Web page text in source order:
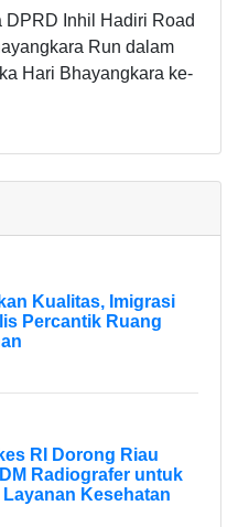
DPRD Inhil Hadiri Road
Run dalam
Hari Bhayangkara ke-
Kualitas, Imigrasi
Percantik Ruang
RI Dorong Riau
Radiografer untuk
Layanan Kesehatan